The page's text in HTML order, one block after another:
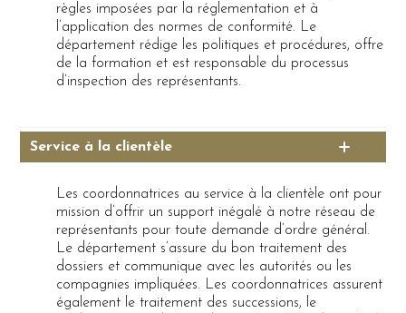
règles imposées par la réglementation et à
l’application des normes de conformité. Le
département rédige les politiques et procédures, offre
de la formation et est responsable du processus
d’inspection des représentants.
Service à la clientèle
Les coordonnatrices au service à la clientèle ont pour
mission d’offrir un support inégalé à notre réseau de
représentants pour toute demande d’ordre général.
Le département s’assure du bon traitement des
dossiers et communique avec les autorités ou les
compagnies impliquées. Les coordonnatrices assurent
également le traitement des successions, le